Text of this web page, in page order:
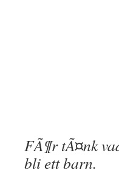
FÃ¶r tÃ¤nk
bli ett barn.